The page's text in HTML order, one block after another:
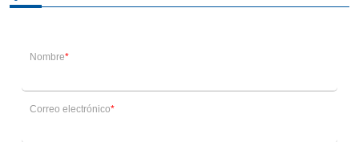
Nombre
Correo electrónico